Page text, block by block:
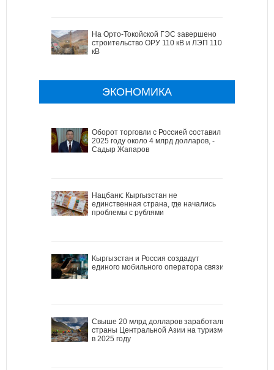
На Орто-Токойской ГЭС завершено
строительство ОРУ 110 кВ и ЛЭП 110
кВ
ЭКОНОМИКА
Оборот торговли с Россией составил в
2025 году около 4 млрд долларов, -
Садыр Жапаров
Нацбанк: Кыргызстан не
единственная страна, где начались
проблемы с рублями
Кыргызстан и Россия создадут
единого мобильного оператора связи
Свыше 20 млрд долларов заработали
страны Центральной Азии на туризме
в 2025 году